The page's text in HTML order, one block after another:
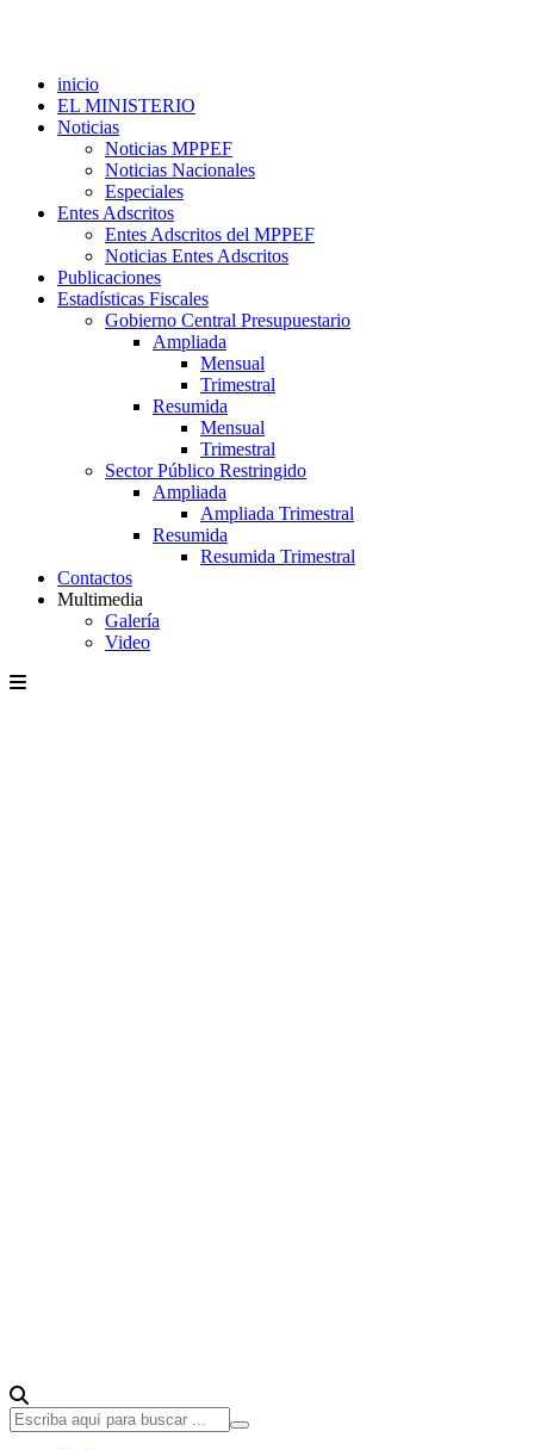
inicio
EL MINISTERIO
Noticias
Noticias MPPEF
Noticias Nacionales
Especiales
Entes Adscritos
Entes Adscritos del MPPEF
Noticias Entes Adscritos
Publicaciones
Estadísticas Fiscales
Gobierno Central Presupuestario
Ampliada
Mensual
Trimestral
Resumida
Mensual
Trimestral
Sector Público Restringido
Ampliada
Ampliada Trimestral
Resumida
Resumida Trimestral
Contactos
Multimedia
Galería
Video